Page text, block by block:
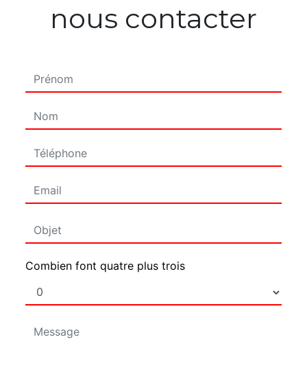
nous contacter
Combien font quatre plus trois